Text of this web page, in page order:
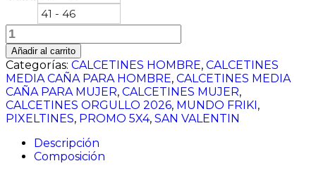
41 - 46
CORAZONES
PRIDE
cantidad
Añadir al carrito
Categorías: CALCETINES HOMBRE, CALCETINES
MEDIA CAÑA PARA HOMBRE, CALCETINES MEDIA
CAÑA PARA MUJER, CALCETINES MUJER,
CALCETINES ORGULLO 2026, MUNDO FRIKI,
PIXELTINES, PROMO 5X4, SAN VALENTIN
Descripción
Composición